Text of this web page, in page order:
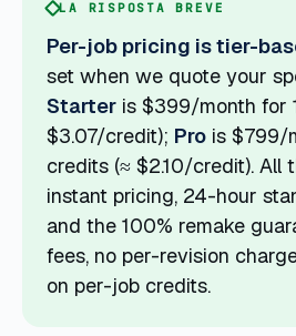
LA RISPOSTA BREVE
Per-job pricing is tier-
set when we quote your
Starter is $399/month for
$3.07/credit); Pro is $799/
credits (≈ $2.10/credit). All
instant pricing, 24-hour
and the 100% remake
fees, no per-revision
on per-job credits.